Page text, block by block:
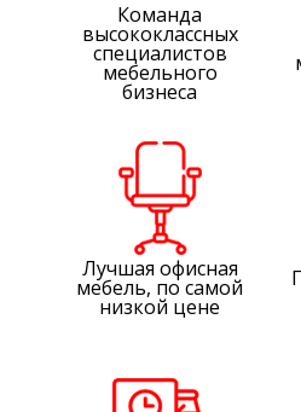
Команда
высококлассных
специалистов
мебельного
бизнеса
Лучшая офисная
мебель, по самой
низкой цене